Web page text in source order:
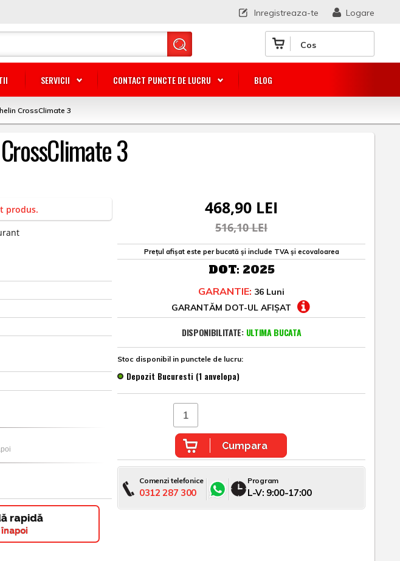
Cos
SERVICII CONTACT PUNCTE DE LUCRU BLOG
Logare
Inregistreaza-te
CrossClimate 3
3
produs.
rapidă
înapoi
468,90 LEI
516,10 LEI
Prețul afișat este per bucată și include TVA și ecovaloarea
DOT: 2025
GARANTIE: 36 Luni
GARANTĂM DOT-UL AFIȘAT
DISPONIBILITATE: ULTIMA BUCATA
Stoc disponibil in punctele de lucru:
Depozit Bucuresti (1 anvelopa)
Cumpara
Comenzi telefonice
0312 287 300
Program
L-V: 9:00-17:00